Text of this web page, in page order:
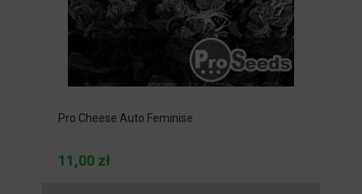
Pro Cheese Auto Feminise
11,00 zł